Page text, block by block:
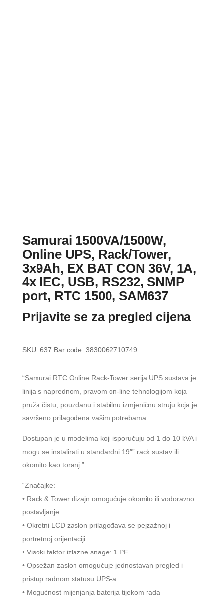
Samurai 1500VA/1500W,
Online UPS, Rack/Tower,
3x9Ah, EX BAT CON 36V, 1A,
4x IEC, USB, RS232, SNMP
port, RTC 1500, SAM637
Prijavite se za pregled cijena
SKU: 637 Bar code: 3830062710749
“Samurai RTC Online Rack-Tower serija UPS sustava je
linija s naprednom, pravom on-line tehnologijom koja
pruža čistu, pouzdanu i stabilnu izmjeničnu struju koja je
savršeno prilagođena vašim potrebama.
Dostupan je u modelima koji isporučuju od 1 do 10 kVA i
mogu se instalirati u standardni 19″” rack sustav ili
okomito kao toranj.”
“Značajke:
• Rack & Tower dizajn omogućuje okomito ili vodoravno
postavljanje
• Okretni LCD zaslon prilagođava se pejzažnoj i
portretnoj orijentaciji
• Visoki faktor izlazne snage: 1 PF
• Opsežan zaslon omogućuje jednostavan pregled i
pristup radnom statusu UPS-a
• Mogućnost mijenjanja baterija tijekom rada